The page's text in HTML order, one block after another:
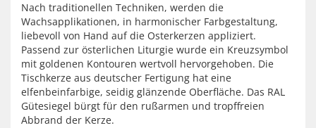
Nach traditionellen Techniken, werden die
Wachsapplikationen, in harmonischer Farbgestaltung,
liebevoll von Hand auf die Osterkerzen appliziert.
Passend zur österlichen Liturgie wurde ein Kreuzsymbol
mit goldenen Kontouren wertvoll hervorgehoben. Die
Tischkerze aus deutscher Fertigung hat eine
elfenbeinfarbige, seidig glänzende Oberfläche. Das RAL
Gütesiegel bürgt für den rußarmen und tropffreien
Abbrand der Kerze.